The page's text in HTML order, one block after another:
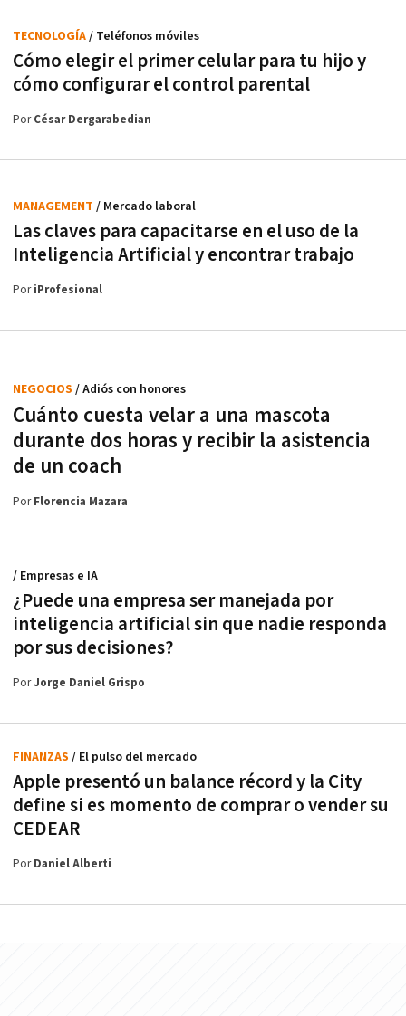
Cómo elegir el primer celular para tu hijo y
cómo configurar el control parental
TECNOLOGÍA/ Teléfonos móviles
PorCésar Dergarabedian
Las claves para capacitarse en el uso de la
Inteligencia Artificial y encontrar trabajo
MANAGEMENT / Mercado laboral
PoriProfesional
Cuánto cuesta velar a una mascota
durante dos horas y recibir la asistencia
de un coach
NEGOCIOS / Adiós con honores
PorFlorencia Mazara
¿Puede una empresa ser manejada por
inteligencia artificial sin que nadie responda
por sus decisiones?
/ Empresas e IA
PorJorge Daniel Grispo
Apple presentó un balance récord y la City
define si es momento de comprar o vender su
CEDEAR
FINANZAS / El pulso del mercado
PorDaniel Alberti